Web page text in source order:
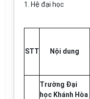
1. Hệ đại học
STT Nội dung
Trường Đại
học Khánh Hòa